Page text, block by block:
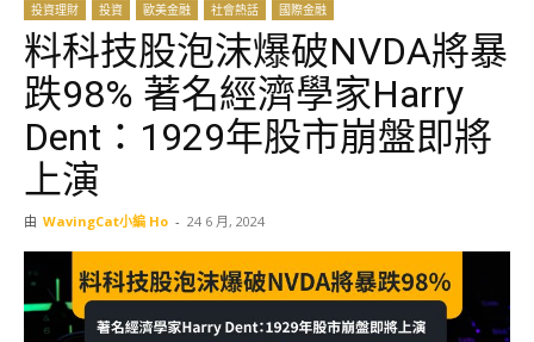
投資理財 投資 歐美金融 社會熱話 國際金融
料科技股泡沫爆破NVDA將暴
跌98% 著名經濟學家Harry
Dent：1929年股市崩盤即將
上演
由 WavingCat小編 Ho - 24 6 月, 2024